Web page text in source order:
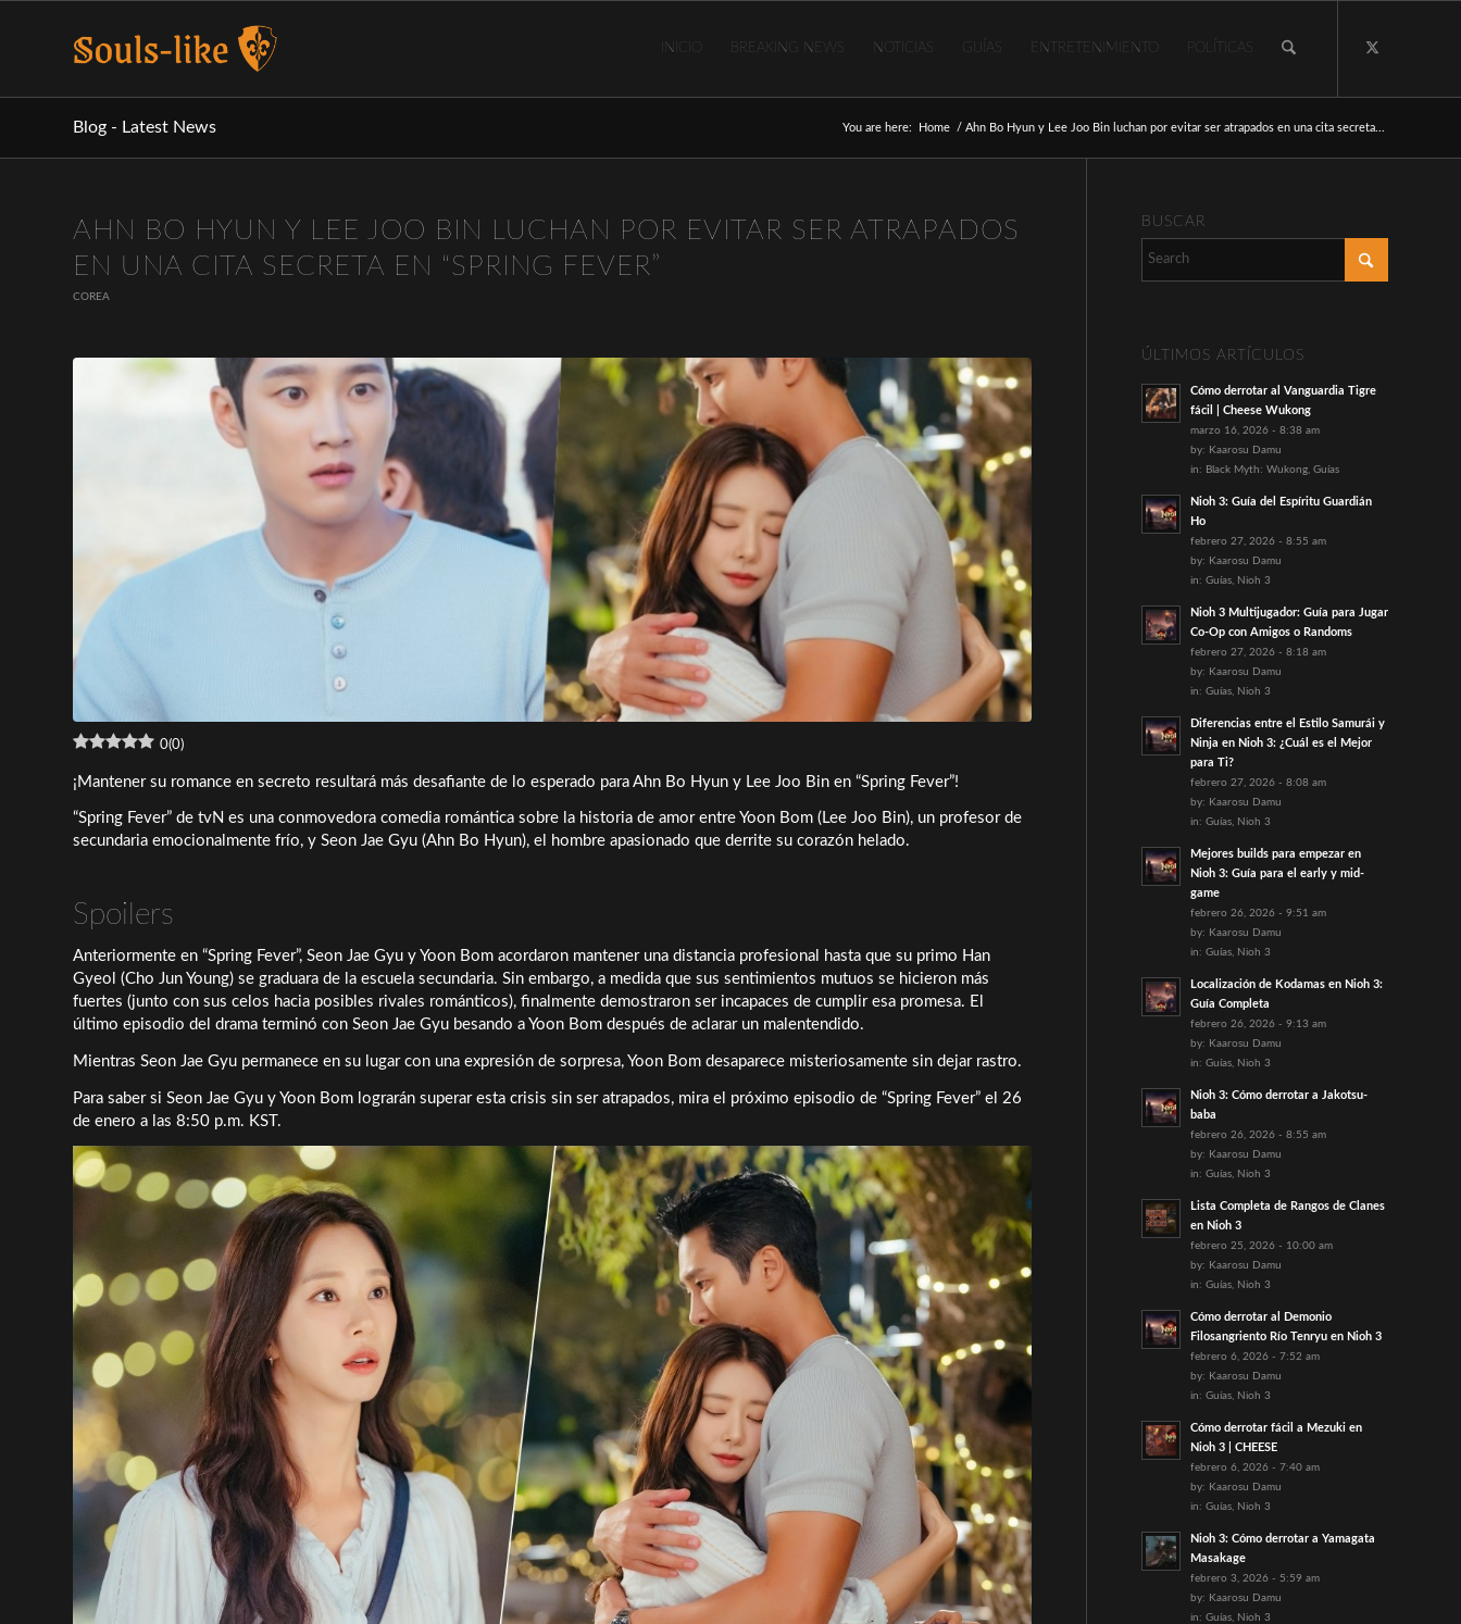
INICIO BREAKING NEWS NOTICIAS GUÍAS ENTRETENIMIENTO POLÍTICAS
Blog - Latest News You are here: Home / Ahn Bo Hyun y Lee Joo Bin luchan por evitar ser atrapados en una cita secreta...
AHN BO HYUN Y LEE JOO BIN LUCHAN POR EVITAR SER ATRAPADOS
EN UNA CITA SECRETA EN “SPRING FEVER”
COREA
0(0)
¡Mantener su romance en secreto resultará más desafiante de lo esperado para Ahn Bo Hyun y Lee Joo Bin en “Spring Fever”!
“Spring Fever” de tvN es una conmovedora comedia romántica sobre la historia de amor entre Yoon Bom (Lee Joo Bin), un profesor de
secundaria emocionalmente frío, y Seon Jae Gyu (Ahn Bo Hyun), el hombre apasionado que derrite su corazón helado.
Spoilers
Anteriormente en “Spring Fever”, Seon Jae Gyu y Yoon Bom acordaron mantener una distancia profesional hasta que su primo Han
Gyeol (Cho Jun Young) se graduara de la escuela secundaria. Sin embargo, a medida que sus sentimientos mutuos se hicieron más
fuertes (junto con sus celos hacia posibles rivales románticos), finalmente demostraron ser incapaces de cumplir esa promesa. El
último episodio del drama terminó con Seon Jae Gyu besando a Yoon Bom después de aclarar un malentendido.
Mientras Seon Jae Gyu permanece en su lugar con una expresión de sorpresa, Yoon Bom desaparece misteriosamente sin dejar rastro.
Para saber si Seon Jae Gyu y Yoon Bom lograrán superar esta crisis sin ser atrapados, mira el próximo episodio de “Spring Fever” el 26
de enero a las 8:50 p.m. KST.
BUSCAR
ÚLTIMOS ARTÍCULOS
Cómo derrotar al Vanguardia Tigre
fácil | Cheese Wukong
marzo 16, 2026 - 8:38 am
by: Kaarosu Damu
in: Black Myth: Wukong, Guías
Nioh 3: Guía del Espíritu Guardián
Ho
febrero 27, 2026 - 8:55 am
by: Kaarosu Damu
in: Guías, Nioh 3
Nioh 3 Multijugador: Guía para Jugar
Co-Op con Amigos o Randoms
febrero 27, 2026 - 8:18 am
by: Kaarosu Damu
in: Guías, Nioh 3
Diferencias entre el Estilo Samurái y
Ninja en Nioh 3: ¿Cuál es el Mejor
para Ti?
febrero 27, 2026 - 8:08 am
by: Kaarosu Damu
in: Guías, Nioh 3
Mejores builds para empezar en
Nioh 3: Guía para el early y mid-
game
febrero 26, 2026 - 9:51 am
by: Kaarosu Damu
in: Guías, Nioh 3
Localización de Kodamas en Nioh 3:
Guía Completa
febrero 26, 2026 - 9:13 am
by: Kaarosu Damu
in: Guías, Nioh 3
Nioh 3: Cómo derrotar a Jakotsu-
baba
febrero 26, 2026 - 8:55 am
by: Kaarosu Damu
in: Guías, Nioh 3
Lista Completa de Rangos de Clanes
en Nioh 3
febrero 25, 2026 - 10:00 am
by: Kaarosu Damu
in: Guías, Nioh 3
Cómo derrotar al Demonio
Filosangriento Río Tenryu en Nioh 3
febrero 6, 2026 - 7:52 am
by: Kaarosu Damu
in: Guías, Nioh 3
Cómo derrotar fácil a Mezuki en
Nioh 3 | CHEESE
febrero 6, 2026 - 7:40 am
by: Kaarosu Damu
in: Guías, Nioh 3
Nioh 3: Cómo derrotar a Yamagata
Masakage
febrero 3, 2026 - 5:59 am
by: Kaarosu Damu
in: Guías, Nioh 3